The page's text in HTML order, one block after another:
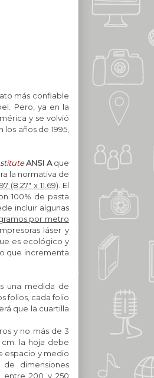
más confiable
Pero, ya en la
y se volvió
años de 1995,
ANSI Aque
la normativa de
(8.27" x 11.69) . El
100% de pasta
incluir algunas
por metro
láser y
es ecológico y
que incrementa
una medida de
folios, cada folio
que la cuartilla
y no más de 3
la hoja debe
espacio y medio
dimensiones
200 y 250